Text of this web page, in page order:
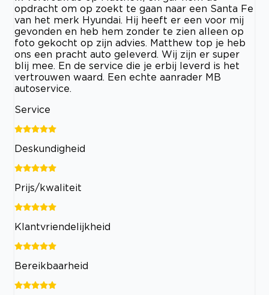
opdracht om op zoekt te gaan naar een Santa Fe
van het merk Hyundai. Hij heeft er een voor mij
gevonden en heb hem zonder te zien alleen op
foto gekocht op zijn advies. Matthew top je heb
ons een pracht auto geleverd. Wij zijn er super
blij mee. En de service die je erbij leverd is het
vertrouwen waard. Een echte aanrader MB
autoservice.
Service
Deskundigheid
Prijs/kwaliteit
Klantvriendelijkheid
Bereikbaarheid